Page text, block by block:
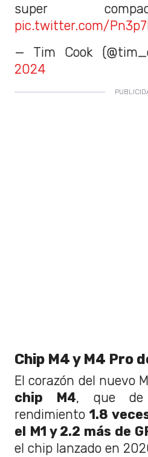
super
pic.twitter.com/
— Tim Cook
2024
Chip M4 y M4 Pro
El corazón del nuevo
chip M4, que de
rendimiento 1.8
el M1 y 2.2 más de
el chip lanzado en